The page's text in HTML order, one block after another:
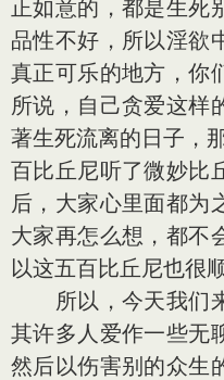
正如意的，都是生死
品性不好，所以淫欲
真正可乐的地方，你
所说，自己贪爱这样
著生死流离的日子，
百比丘尼听了微妙比
后，大家心里面都为
大家再怎么想，都不
以这五百比丘尼也很
所以，今天我们来
其许多人爱作一些无
然后以伤害别的众生